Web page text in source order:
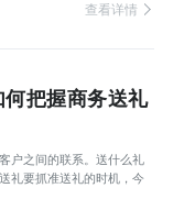
查看详情
把握商务送礼
户之间的联系。送什么礼
礼要抓准送礼的时机，今